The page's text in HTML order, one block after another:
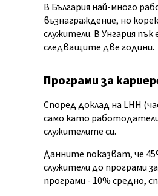
В България най-много
възнаграждение, но
служители. В Унгария
следващите две години.
Програми за
Според доклад на LHH
само като
служителите си.
Данните показват, че
служители до програми
програми - 10% средно,